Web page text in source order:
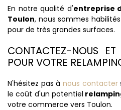
En notre qualité d'entreprise
Toulon, nous sommes
pour de très grandes surfaces.
CONTACTEZ-NOUS
POUR VOTRE
N'hésitez pas à nous contacter
le coût d'un potentiel
votre commerce vers Toulon.